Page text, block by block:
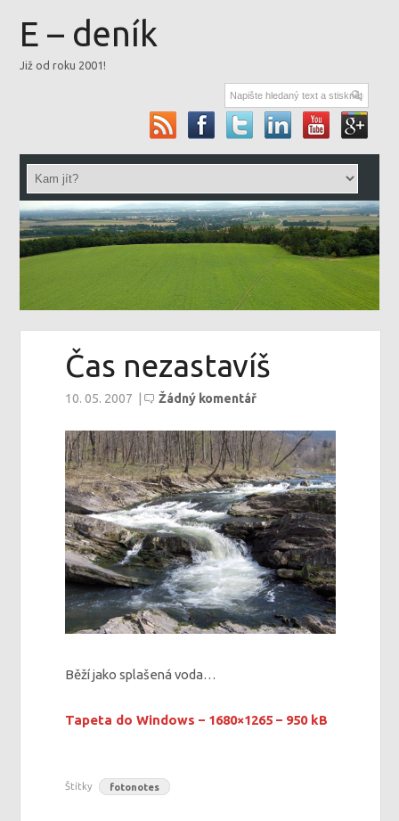
E – deník
Již od roku 2001!
Čas nezastavíš
10. 05. 2007 | Žádný komentář
Běží jako splašená voda…
Tapeta do Windows – 1680×1265 – 950 kB
Štítky fotonotes